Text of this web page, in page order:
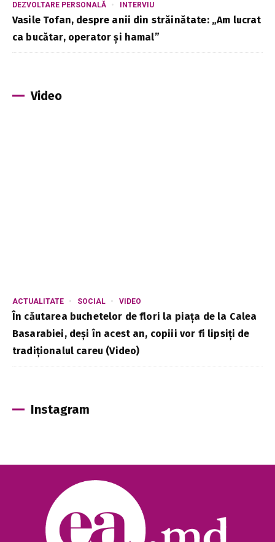
DEZVOLTARE PERSONALĂ
INTERVIU
Vasile Tofan, despre anii din străinătate: „Am lucrat
ca bucătar, operator și hamal”
Video
ACTUALITATE SOCIAL VIDEO
În căutarea buchetelor de flori la piața de la Calea
Basarabiei, deși în acest an, copiii vor fi lipsiți de
tradiționalul careu (Video)
Instagram